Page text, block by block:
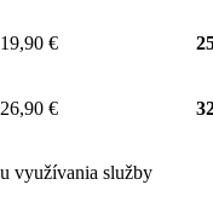
19,90 €
26,90 €
využívania služby